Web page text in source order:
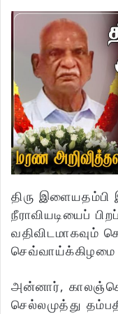
திரு
நீராவியடியைப்
அன்னார்,
செல்லமுத்து